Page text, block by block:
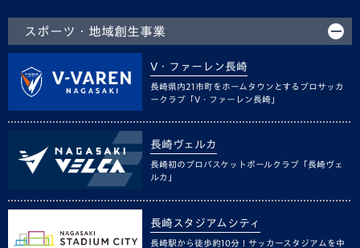
スポーツ・地域創生事業
V・ファーレン長崎
長崎県内21市町をホームタウンとするプロサッカ
ークラブ「V・ファーレン長崎」
長崎ヴェルカ
長崎初のプロバスケットボールクラブ「長崎ヴェ
ルカ」
長崎スタジアムシティ
長崎駅から徒歩約10分！サッカースタジアムを中